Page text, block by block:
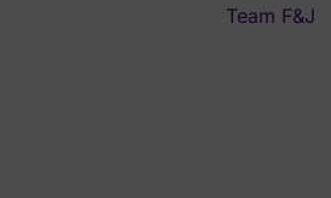
Team F&J